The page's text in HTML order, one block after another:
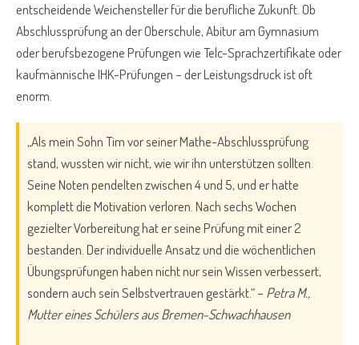
entscheidende Weichensteller für die berufliche Zukunft. Ob
Abschlussprüfung an der Oberschule, Abitur am Gymnasium
oder berufsbezogene Prüfungen wie Telc-Sprachzertifikate oder
kaufmännische IHK-Prüfungen – der Leistungsdruck ist oft
enorm.
„Als mein Sohn Tim vor seiner Mathe-Abschlussprüfung
stand, wussten wir nicht, wie wir ihn unterstützen sollten.
Seine Noten pendelten zwischen 4 und 5, und er hatte
komplett die Motivation verloren. Nach sechs Wochen
gezielter Vorbereitung hat er seine Prüfung mit einer 2
bestanden. Der individuelle Ansatz und die wöchentlichen
Übungsprüfungen haben nicht nur sein Wissen verbessert,
sondern auch sein Selbstvertrauen gestärkt.“ – Petra M.,
Mutter eines Schülers aus Bremen-Schwachhausen